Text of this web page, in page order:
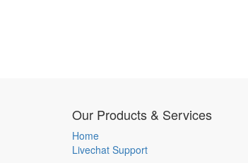
Our Products & Services
Home
Livechat Support